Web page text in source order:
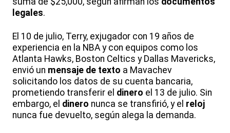
legales.
El 10 de julio, Terry, exjugador con 19 años de
experiencia en la NBA y con equipos como los
Atlanta Hawks, Boston Celtics y Dallas Mavericks,
envió un mensaje de texto a Mavachev
solicitando los datos de su cuenta bancaria,
prometiendo transferir el dinero el 13 de julio. Sin
embargo, el dinero nunca se transfirió, y el reloj
nunca fue devuelto, según alega la demanda.